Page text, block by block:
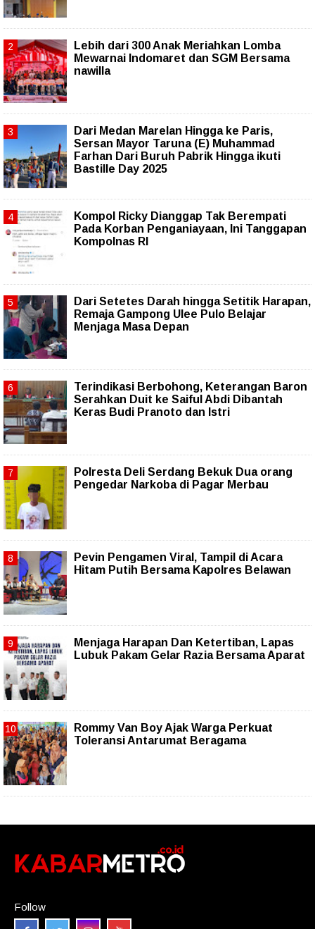
Lebih dari 300 Anak Meriahkan Lomba
Mewarnai Indomaret dan SGM Bersama
nawilla
‎Dari Medan Marelan Hingga ke Paris,
Sersan Mayor Taruna (E) Muhammad
Farhan Dari Buruh Pabrik Hingga ikuti
Bastille Day 2025
Kompol Ricky Dianggap Tak Berempati
Pada Korban Penganiayaan, Ini Tanggapan
Kompolnas RI
Dari Setetes Darah hingga Setitik Harapan,
Remaja Gampong Ulee Pulo Belajar
Menjaga Masa Depan
Terindikasi Berbohong, Keterangan Baron
Serahkan Duit ke Saiful Abdi Dibantah
Keras Budi Pranoto dan Istri
Polresta Deli Serdang Bekuk Dua orang
Pengedar Narkoba di Pagar Merbau
Pevin Pengamen Viral, Tampil di Acara
Hitam Putih Bersama Kapolres Belawan
Menjaga Harapan Dan Ketertiban, Lapas
Lubuk Pakam Gelar Razia Bersama Aparat
Rommy Van Boy Ajak Warga Perkuat
Toleransi Antarumat Beragama
Follow